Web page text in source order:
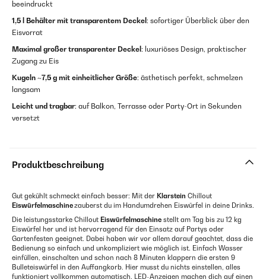
beeindruckt
1,5 l Behälter mit transparentem Deckel : sofortiger Überblick über den
Eisvorrat
Maximal großer transparenter Deckel : luxuriöses Design, praktischer
Zugang zu Eis
Kugeln ~7,5 g mit einheitlicher Größe: ästhetisch perfekt, schmelzen
langsam
Leicht und tragbar: auf Balkon, Terrasse oder Party-Ort in Sekunden
versetzt
Produktbeschreibung
Gut gekühlt schmeckt einfach besser: Mit der Klarstein Chillout
Eiswürfelmaschinezauberst du im Handumdrehen Eiswürfel in deine Drinks.
Die leistungsstarke Chillout Eiswürfelmaschine stellt am Tag bis zu 12 kg
Eiswürfel her und ist hervorragend für den Einsatz auf Partys oder
Gartenfesten geeignet. Dabei haben wir vor allem darauf geachtet, dass die
Bedienung so einfach und unkompliziert wie möglich ist. Einfach Wasser
einfüllen, einschalten und schon nach 8 Minuten klappern die ersten 9
Bulleteiswürfel in den Auffangkorb. Hier musst du nichts einstellen, alles
funktioniert vollkommen automatisch. LED-Anzeigen machen dich auf einen